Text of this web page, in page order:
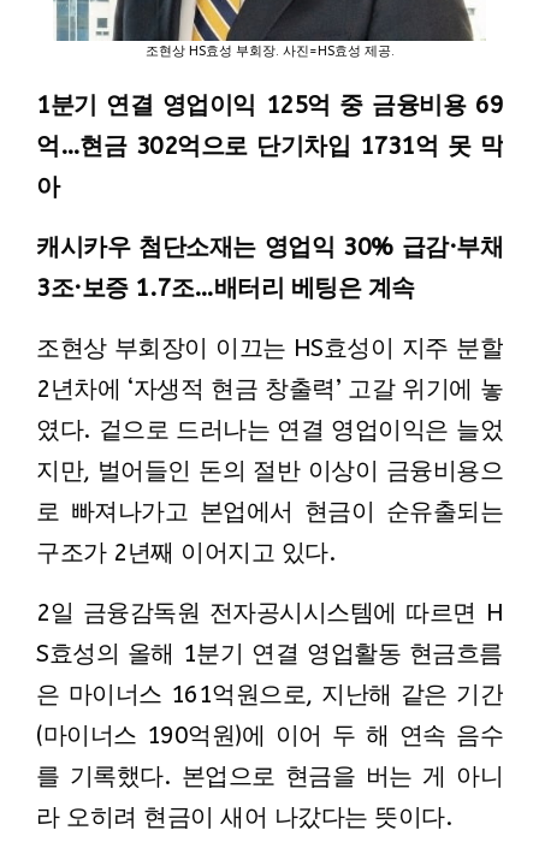
조현상 HS효성 부회장. 사진=HS효성 제공.
1분기 연결 영업이익 125억 중 금융비용 69
억…현금 302억으로 단기차입 1731억 못 막
아
캐시카우 첨단소재는 영업익 30% 급감·부채
3조·보증 1.7조…배터리 베팅은 계속
조현상 부회장이 이끄는 HS효성이 지주 분할
2년차에 ‘자생적 현금 창출력’ 고갈 위기에 놓
였다. 겉으로 드러나는 연결 영업이익은 늘었
지만, 벌어들인 돈의 절반 이상이 금융비용으
로 빠져나가고 본업에서 현금이 순유출되는
구조가 2년째 이어지고 있다.
2일 금융감독원 전자공시시스템에 따르면 H
S효성의 올해 1분기 연결 영업활동 현금흐름
은 마이너스 161억원으로, 지난해 같은 기간
(마이너스 190억원)에 이어 두 해 연속 음수
를 기록했다. 본업으로 현금을 버는 게 아니
라 오히려 현금이 새어 나갔다는 뜻이다.